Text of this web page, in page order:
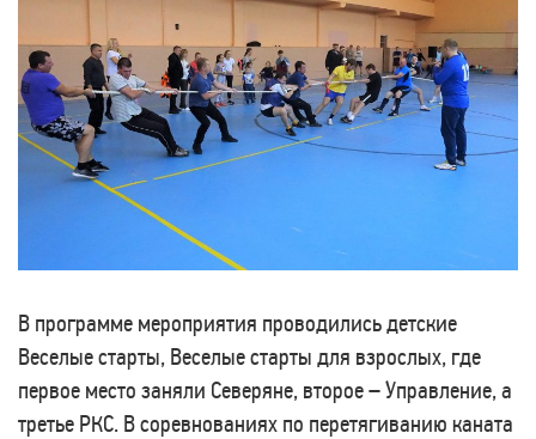
В программе мероприятия проводились детские
Веселые старты, Веселые старты для взрослых, где
первое место заняли Северяне, второе – Управление, а
третье РКС. В соревнованиях по перетягиванию каната